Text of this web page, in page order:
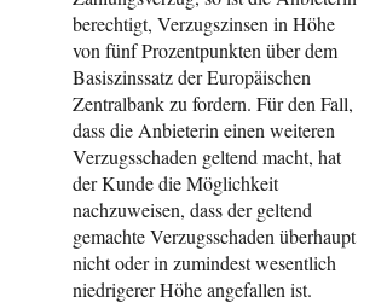
berechtigt, Verzugszinsen in Höhe
von fünf Prozentpunkten über dem
Basiszinssatz der Europäischen
Zentralbank zu fordern. Für den Fall,
dass die Anbieterin einen weiteren
Verzugsschaden geltend macht, hat
der Kunde die Möglichkeit
nachzuweisen, dass der geltend
gemachte Verzugsschaden überhaupt
nicht oder in zumindest wesentlich
niedrigerer Höhe angefallen ist.